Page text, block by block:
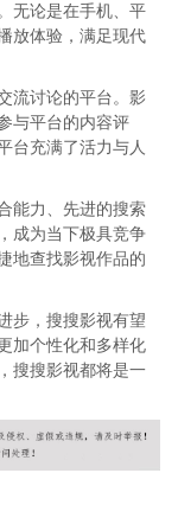
无论是在手机、平
放体验，满足现代
流讨论的平台。影
与平台的内容评
台充满了活力与人
能力、先进的搜索
成为当下极具竞争
地查找影视作品的
步，搜搜影视有望
加个性化和多样化
搜搜影视都将是一